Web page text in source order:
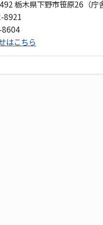
栃木県下野市笹原26（庁
8921
はこちら